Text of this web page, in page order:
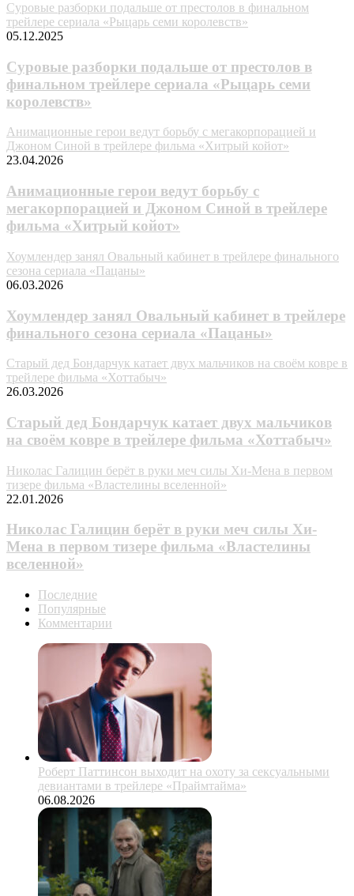
Суровые разборки подальше от престолов в финальном
трейлере сериала «Рыцарь семи королевств»
05.12.2025
Суровые разборки подальше от престолов в
финальном трейлере сериала «Рыцарь семи
королевств»
Анимационные герои ведут борьбу с мегакорпорацией и
Джоном Синой в трейлере фильма «Хитрый койот»
23.04.2026
Анимационные герои ведут борьбу с
мегакорпорацией и Джоном Синой в трейлере
фильма «Хитрый койот»
Хоумлендер занял Овальный кабинет в трейлере финального
сезона сериала «Пацаны»
06.03.2026
Хоумлендер занял Овальный кабинет в трейлере
финального сезона сериала «Пацаны»
Старый дед Бондарчук катает двух мальчиков на своём ковре в
трейлере фильма «Хоттабыч»
26.03.2026
Старый дед Бондарчук катает двух мальчиков
на своём ковре в трейлере фильма «Хоттабыч»
Николас Галицин берёт в руки меч силы Хи-Мена в первом
тизере фильма «Властелины вселенной»
22.01.2026
Николас Галицин берёт в руки меч силы Хи-
Мена в первом тизере фильма «Властелины
вселенной»
Последние
Популярные
Комментарии
Роберт Паттинсон выходит на охоту за сексуальными
девиантами в трейлере «Праймтайма»
06.08.2026